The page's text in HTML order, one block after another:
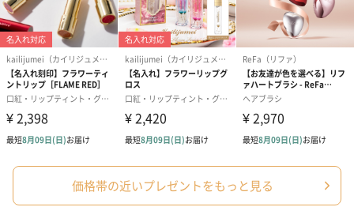
ハンドタオル・ハンカチ
ハンドタオル・ハンカチを同梱してお届けいたします。ギフトへ
の＋αにおすすめです。
価格帯の近いプレゼントをもっと見る